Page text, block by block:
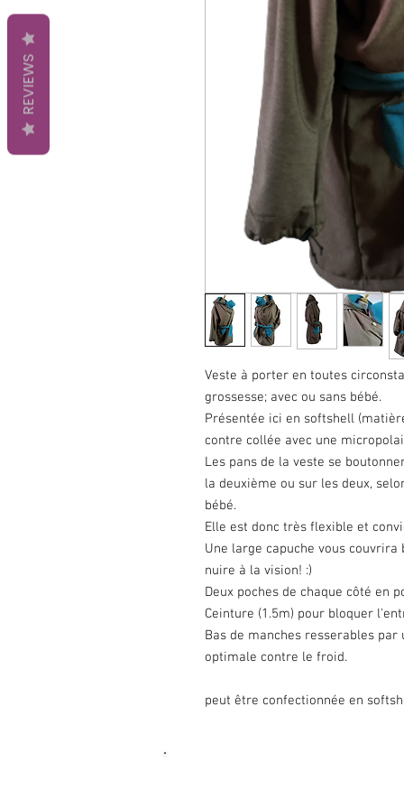
Veste à porter en toutes
grossesse; avec ou sans bébé.
Présentée ici en softshell
contre collée avec une
Les pans de la veste se
la deuxième ou sur les deux,
bébé.
Elle est donc très flexible et
Une large capuche vous
nuire à la vision! :)
Deux poches de chaque côté en
Ceinture (1.5m) pour bloquer
Bas de manches resserables
optimale contre le froid.
peut être confectionnée en
REVIEWS